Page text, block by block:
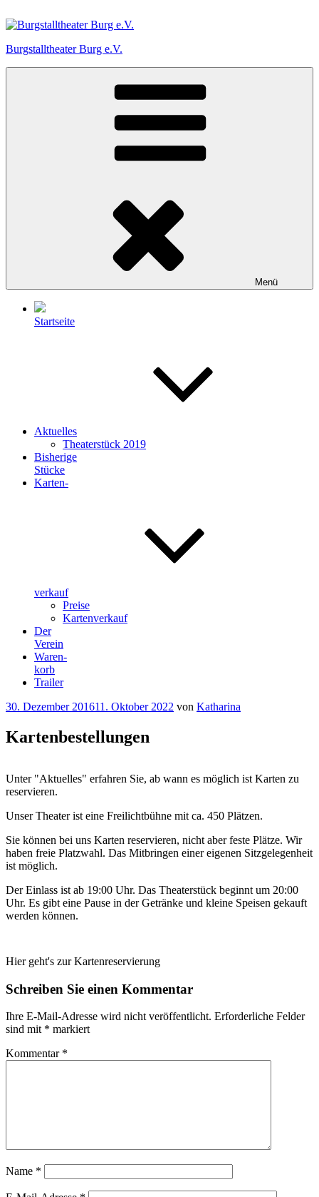
Inhalt
Burgstalltheater Burg e.V.
Menü
Startseite
Aktuelles
Theaterstück 2019
Bisherige
Stücke
Karten-
verkauf
Preise
Kartenverkauf
Der
Verein
Waren-
korb
Trailer
Veröffentlicht
30. Dezember 201611. Oktober 2022 von Katharina
Kartenbestellungen
Unter "Aktuelles" erfahren Sie, ab wann es möglich ist Karten zu
reservieren.
Unser Theater ist eine Freilichtbühne mit ca. 450 Plätzen.
Sie können bei uns Karten reservieren, nicht aber feste Plätze. Wir
haben freie Platzwahl. Das Mitbringen einer eigenen Sitzgelegenheit
ist möglich.
Der Einlass ist ab 19:00 Uhr. Das Theaterstück beginnt um 20:00
Uhr. Es gibt eine Pause in der Getränke und kleine Speisen gekauft
werden können.
Hier geht's zur Kartenreservierung
Schreiben Sie einen Kommentar
Ihre E-Mail-Adresse wird nicht veröffentlicht. Erforderliche Felder
sind mit * markiert
Kommentar *
Name *